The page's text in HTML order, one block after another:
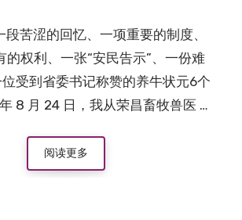
苦涩的回忆、一项重要的制度、
的权利、一张“安民告示”、一份难
受到省委书记称赞的养牛状元6个
8 月 24 日，我从荣昌畜牧兽医 …
阅读更多